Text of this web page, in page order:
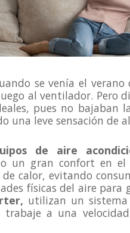
se venía el
al ventilador. Pero
pues no bajaban
una leve sensación de
de aire
un gran confort en
calor, evitando
físicas del aire para
utilizan un
trabaje a una